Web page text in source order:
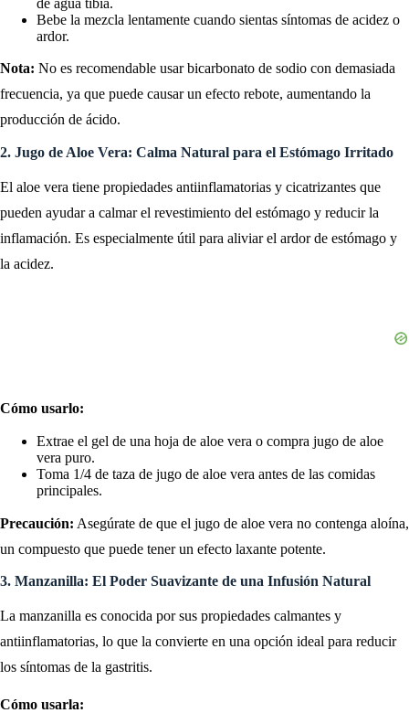
Bebe la mezcla lentamente cuando sientas síntomas de acidez o
ardor.
Nota: No es recomendable usar bicarbonato de sodio con demasiada
frecuencia, ya que puede causar un efecto rebote, aumentando la
producción de ácido.
2. Jugo de Aloe Vera: Calma Natural para el Estómago Irritado
El aloe vera tiene propiedades antiinflamatorias y cicatrizantes que
pueden ayudar a calmar el revestimiento del estómago y reducir la
inflamación. Es especialmente útil para aliviar el ardor de estómago y
la acidez.
Cómo usarlo:
Extrae el gel de una hoja de aloe vera o compra jugo de aloe
vera puro.
Toma 1/4 de taza de jugo de aloe vera antes de las comidas
principales.
Precaución: Asegúrate de que el jugo de aloe vera no contenga aloína,
un compuesto que puede tener un efecto laxante potente.
3. Manzanilla: El Poder Suavizante de una Infusión Natural
La manzanilla es conocida por sus propiedades calmantes y
antiinflamatorias, lo que la convierte en una opción ideal para reducir
los síntomas de la gastritis.
Cómo usarla: